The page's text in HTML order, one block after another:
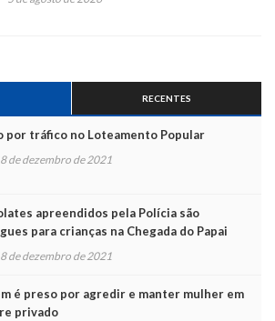
RECENTES
por tráfico no Loteamento Popular
de dezembro de 2021
apreendidos pela Polícia são
para crianças na Chegada do Papai
de dezembro de 2021
é preso por agredir e manter mulher em
privado